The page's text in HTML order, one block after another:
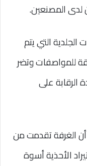
لدى المصنعين.
التي يتم
للمواصفات وتضر
الرقابة على
الغرفة تقدمت من
الأحذية أسوة